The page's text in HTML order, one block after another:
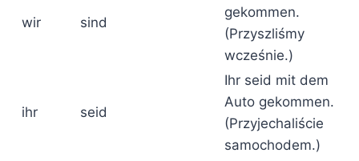
wir sind
gekommen.
(Przyszliśmy
wcześnie.)
ihr seid
Ihr seid mit dem
Auto gekommen.
(Przyjechaliście
samochodem.)